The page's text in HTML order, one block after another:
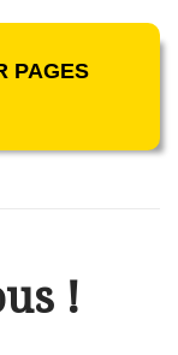
PAGES
!